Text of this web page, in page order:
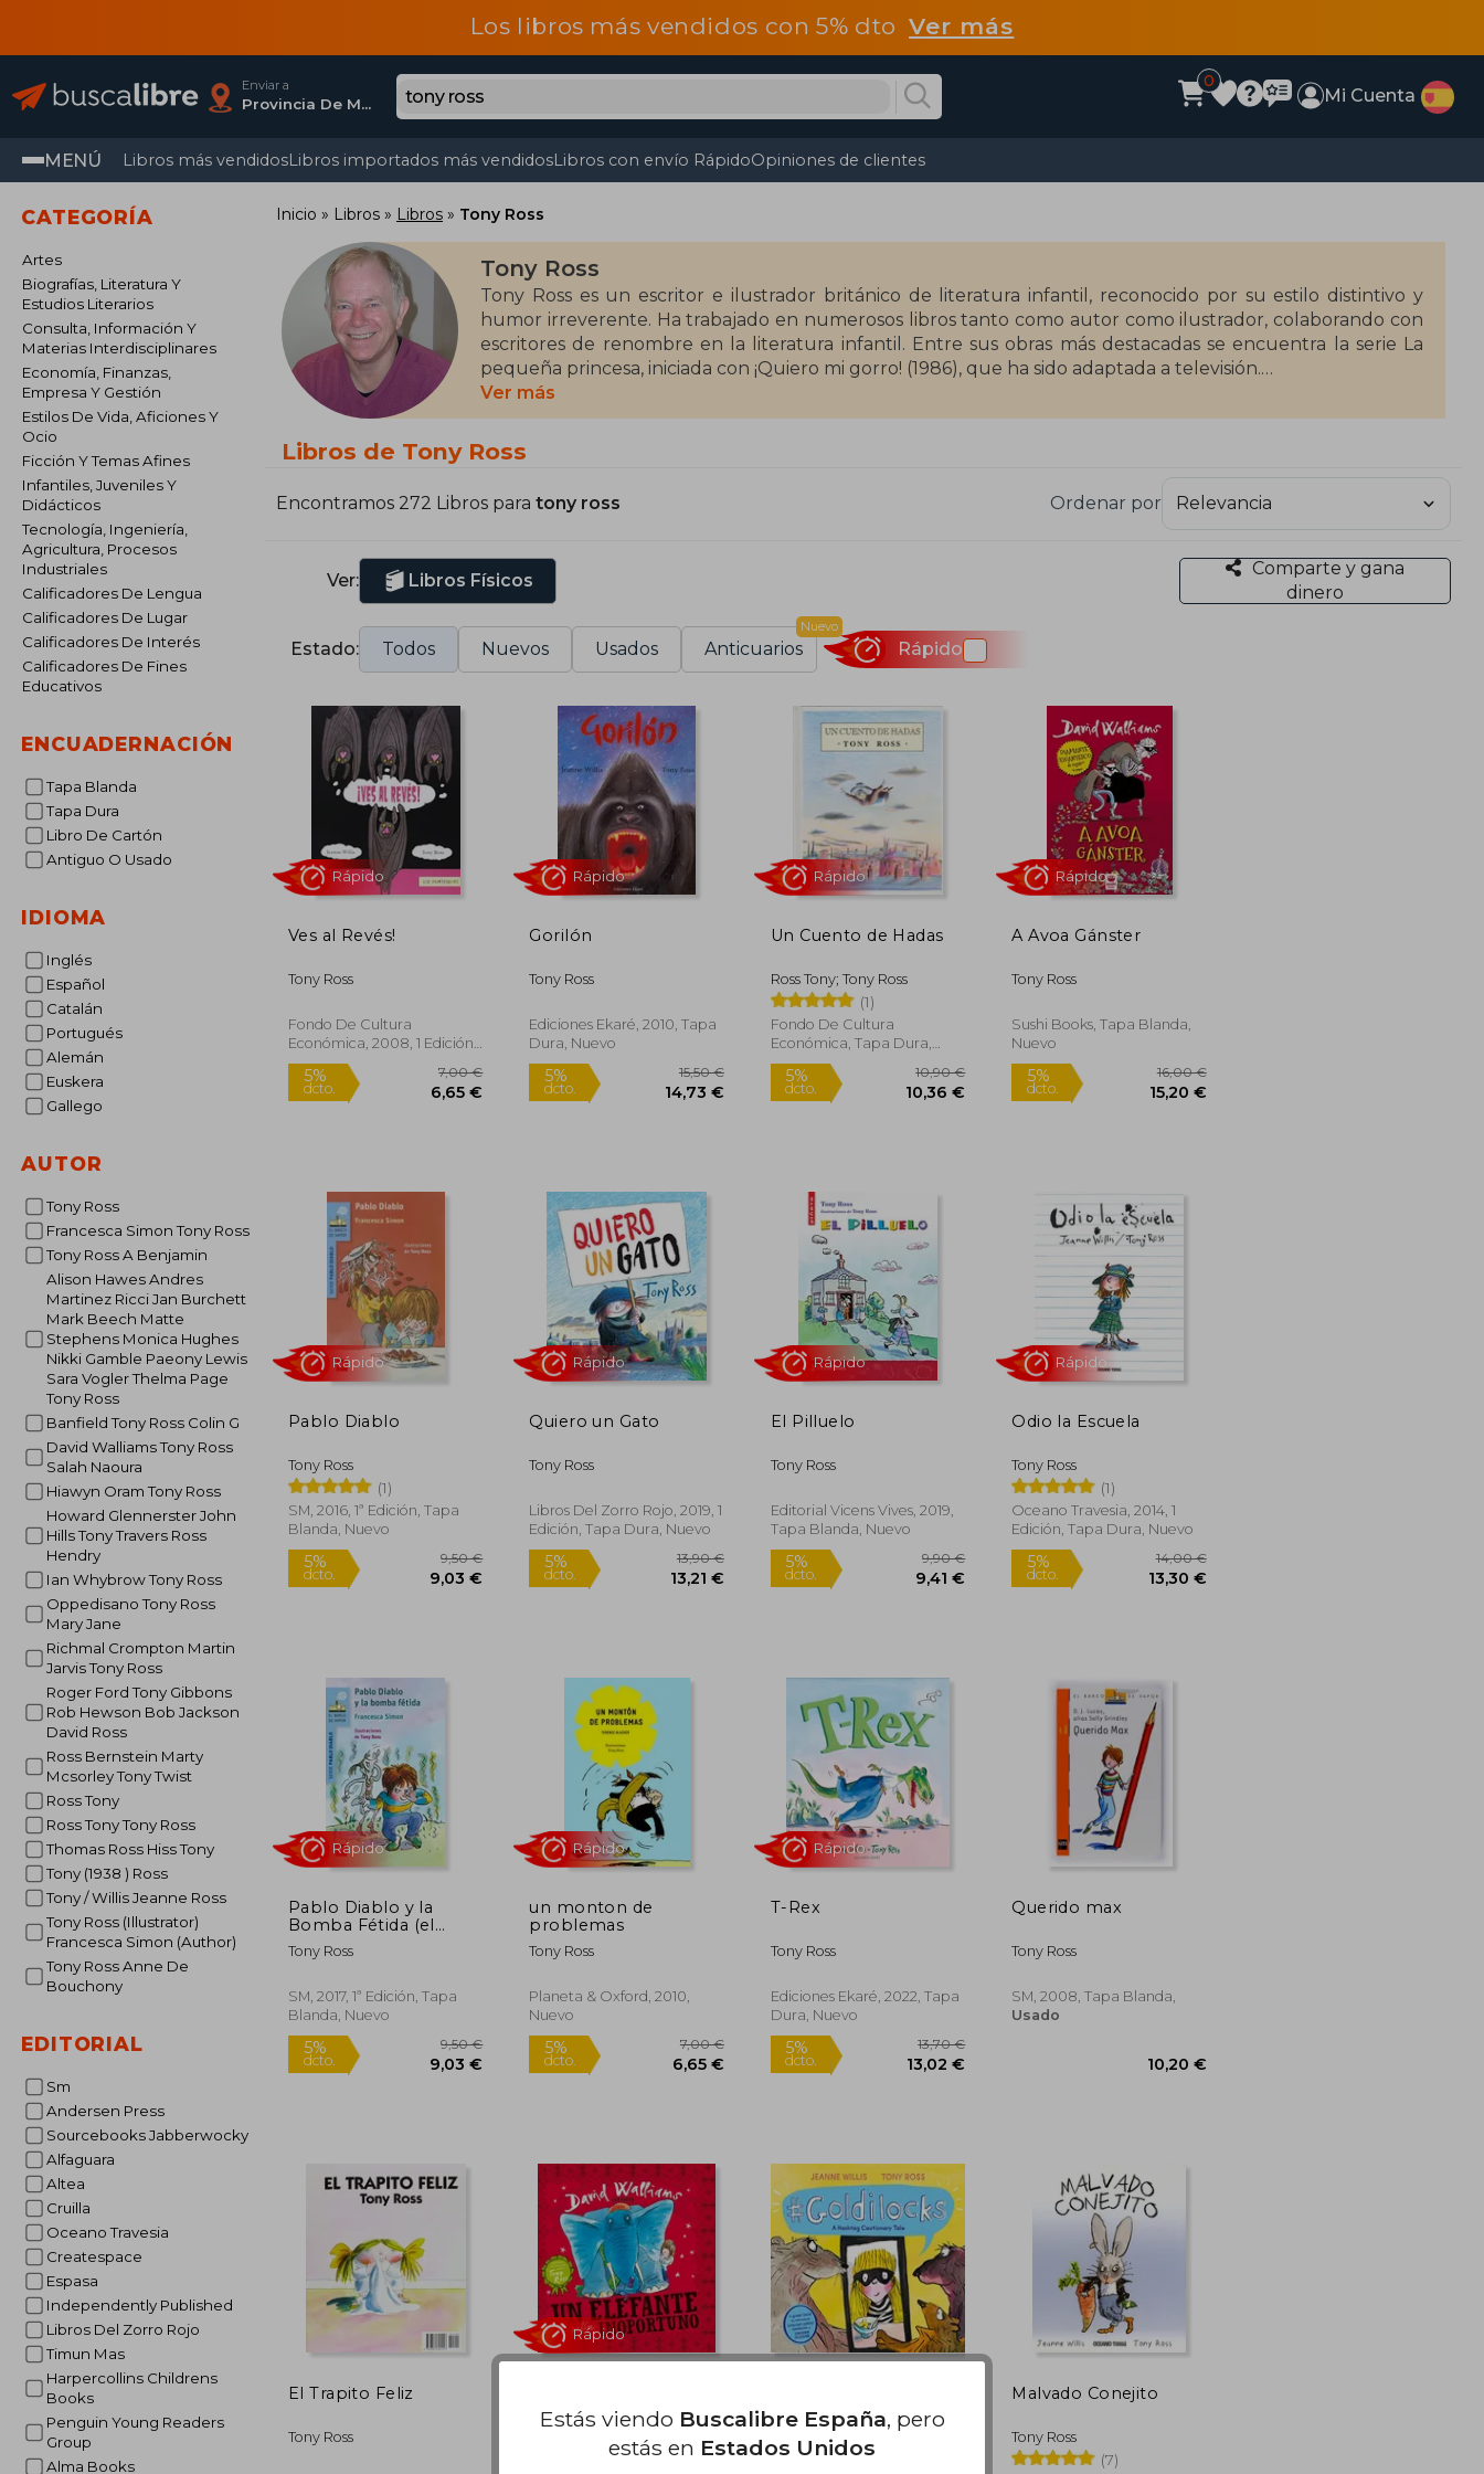
Los libros más vendidos con 5% dtoVer más
Enviar a
Provincia De Madrid
0
Mi Cuenta
MENÚ Libros más vendidosLibros importados más vendidosLibros con envío RápidoOpiniones de clientes
CATEGORÍA
Artes
Biografías, Literatura Y
Estudios Literarios
Consulta, Información Y
Materias Interdisciplinares
Economía, Finanzas,
Empresa Y Gestión
Estilos De Vida, Aficiones Y
Ocio
Ficción Y Temas Afines
Infantiles, Juveniles Y
Didácticos
Tecnología, Ingeniería,
Agricultura, Procesos
Industriales
Calificadores De Lengua
Calificadores De Lugar
Calificadores De Interés
Calificadores De Fines
Educativos
ENCUADERNACIÓN
Tapa Blanda
Tapa Dura
Libro De Cartón
Antiguo O Usado
IDIOMA
Inglés
Español
Catalán
Portugués
Alemán
Euskera
Gallego
AUTOR
Tony Ross
Francesca Simon Tony Ross
Tony Ross A Benjamin
Alison Hawes Andres
Martinez Ricci Jan Burchett
Mark Beech Matte
Stephens Monica Hughes
Nikki Gamble Paeony Lewis
Sara Vogler Thelma Page
Tony Ross
Banfield Tony Ross Colin G
David Walliams Tony Ross
Salah Naoura
Hiawyn Oram Tony Ross
Howard Glennerster John
Hills Tony Travers Ross
Hendry
Ian Whybrow Tony Ross
Oppedisano Tony Ross
Mary Jane
Richmal Crompton Martin
Jarvis Tony Ross
Roger Ford Tony Gibbons
Rob Hewson Bob Jackson
David Ross
Ross Bernstein Marty
Mcsorley Tony Twist
Ross Tony
Ross Tony Tony Ross
Thomas Ross Hiss Tony
Tony (1938 ) Ross
Tony / Willis Jeanne Ross
Tony Ross (Illustrator)
Francesca Simon (Author)
Tony Ross Anne De
Bouchony
EDITORIAL
Sm
Andersen Press
Sourcebooks Jabberwocky
Alfaguara
Altea
Cruilla
Oceano Travesia
Createspace
Espasa
Independently Published
Libros Del Zorro Rojo
Timun Mas
Harpercollins Childrens
Books
Penguin Young Readers
Group
Alma Books
Inicio Libros Libros Tony Ross
Tony Ross
Tony Ross es un escritor e ilustrador británico de literatura infantil, reconocido por su estilo distintivo y
humor irreverente. Ha trabajado en numerosos libros tanto como autor como ilustrador, colaborando con
escritores de renombre en la literatura infantil. Entre sus obras más destacadas se encuentra la serie La
pequeña princesa, iniciada con ¡Quiero mi gorro! (1986), que ha sido adaptada a televisión.
También ha ilustrado libros como Horrid Henry (1994) de Francesca Simon y El pequeño Nicolás (en sus
ediciones británicas). Como autor, ha publicado I Want My Potty! (1986) y Dr. Xargle’s Book of Earthlets
(1988). Su trabajo es ampliamente reconocido y sus ilustraciones han dado vida a innumerables historias
Ver más
Libros de Tony Ross
Encontramos 272 Libros para tony ross Ordenar por
Ver: Libros Físicos
Comparte y gana
dinero
Estado: Todos Nuevos Usados Anticuarios
Nuevo
Rápido
Ves al Revés!
Tony Ross
Fondo De Cultura
Económica, 2008, 1 Edición,
Tapa Blanda, Nuevo
5%
dcto.
Gorilón
Tony Ross
Ediciones Ekaré, 2010, Tapa
Dura, Nuevo
5%
dcto.
Un Cuento de Hadas
Ross Tony; Tony Ross
(1)
Fondo De Cultura
Económica, Tapa Dura,
Nuevo
dcto. 10,36 €
Rápido
A Avoa Gánster
Tony Ross
Sushi Books, Tapa Blanda,
Nuevo
dcto.
Pablo Diablo
Tony Ross
(1)
SM, 2016, 1ª Edición, Tapa
Blanda, Nuevo
5%
dcto.
Rápido
Quiero un Gato
Tony Ross
Libros Del Zorro Rojo, 2019, 1
Edición, Tapa Dura, Nuevo
5%
dcto.
Rápido
El Pilluelo
Tony Ross
Editorial Vicens Vives, 2019,
Tapa Blanda, Nuevo
5%
dcto.
9,90 €
9,41 €
Rápido
Odio la Escuela
Tony Ross
(1)
Oceano Travesia, 2014, 1
Edición, Tapa Dura, Nuevo
5%
dcto.
Rápido
Pablo Diablo y la
Bomba Fétida (el
Barco de Vapor Azul)
Tony Ross
SM, 2017, 1ª Edición, Tapa
Blanda, Nuevo
5%
dcto.
un monton de
problemas
Tony Ross
Planeta & Oxford, 2010,
Nuevo
5%
dcto.
7,00 €
6,65 €
Rápido
T-Rex
Tony Ross
Ediciones Ekaré, 2022, Tapa
Dura, Nuevo
5%
dcto.
13,70 €
13,02 €
Rápido
Querido max
Tony Ross
SM, 2008, Tapa Blanda,
Usado
El Trapito Feliz
Tony Ross
Inoportuno
Cautionary Tale)
(Online Safety Picture
Books) (en Inglés)
Tony Ross
Malvado Conejito
Tony Ross
(7)
Estás viendo Buscalibre España, pero
estás en Estados Unidos